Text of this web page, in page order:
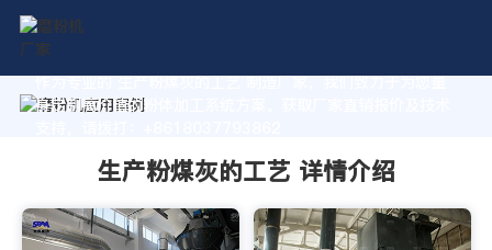
作为专业的 生产粉煤灰的工艺 制造厂家，我们致力于为您量
身定制高价值的粉体加工系统方案。获取厂家直销报价及技术
生产粉煤灰的工艺 详情介绍